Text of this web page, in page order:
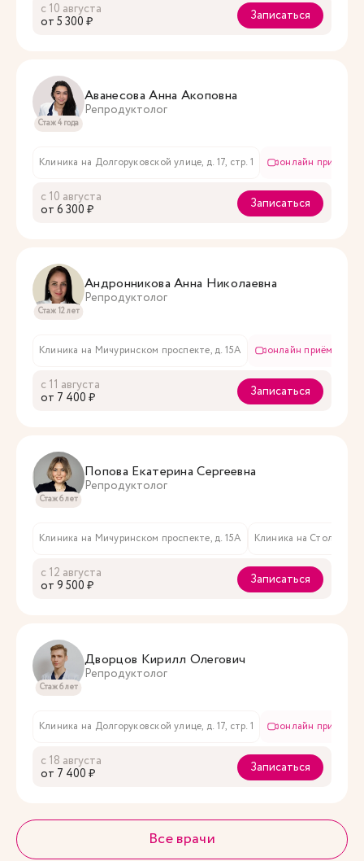
с 10 августа
oт 5 300 ₽
Записаться
Стаж 4 года
Аванесова Анна Акоповна
Репродуктолог
Клиника на Долгоруковской улице, д. 17, стр. 1 онлайн приём
с 10 августа
oт 6 300 ₽
Записаться
Стаж 12 лет
Андронникова Анна Николаевна
Репродуктолог
Клиника на Мичуринском проспекте, д. 15А онлайн приём
с 11 августа
oт 7 400 ₽
Записаться
Стаж 6 лет
Попова Екатерина Сергеевна
Репродуктолог
Клиника на Мичуринском проспекте, д. 15А Клиника на Столярном
с 12 августа
oт 9 500 ₽
Записаться
Стаж 6 лет
Дворцов Кирилл Олегович
Репродуктолог
Клиника на Долгоруковской улице, д. 17, стр. 1 онлайн приём
с 18 августа
oт 7 400 ₽
Записаться
Все врачи